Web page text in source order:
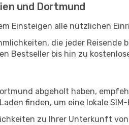
und Dortmund
Einsteigen alle nützlichen
die jeder
Bestseller bis hin zu
abgeholt haben,
finden, um eine lokale
zu Ihrer Unterkunft